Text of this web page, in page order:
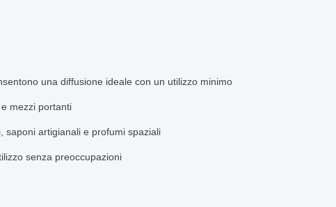
una diffusione ideale con un utilizzo minimo
mezzi portanti
saponi artigianali e profumi spaziali
senza preoccupazioni